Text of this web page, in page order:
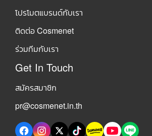
โปรโมตแบรนด์กับเรา
ติดต่อ Cosmenet
ร่วมทีมกับเรา
Get In Touch
สมัครสมาชิก
pr@cosmenet.in.th